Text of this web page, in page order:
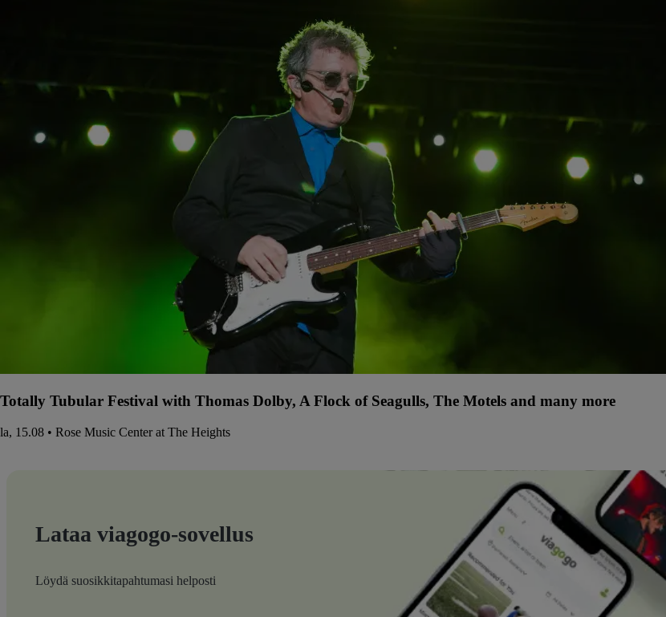
Totally Tubular Festival with Thomas Dolby, A Flock of Seagulls, The Motels and many more
la, 15.08 • Rose Music Center at The Heights
Lataa viagogo-sovellus
Löydä suosikkitapahtumasi helposti